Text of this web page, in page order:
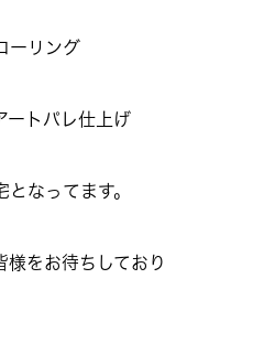
ーリング
ートパレ仕上げ
なってます。
様をお待ちしており